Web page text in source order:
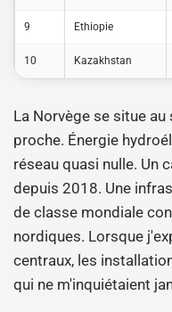
9 Ethiopie
10 Kazakhstan
La Norvège se situe au
proche. Énergie
réseau quasi nulle. Un
depuis 2018. Une
de classe mondiale
nordiques. Lorsque
centraux, les
qui ne m'inquiétaient